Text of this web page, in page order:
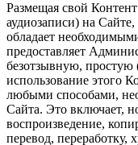
Размещая свой
аудиозаписи) на Сайте,
обладает
предоставляет
безотзывную,
использование этого
любыми способами,
Сайта. Это включает,
воспроизведение,
перевод, переработку,